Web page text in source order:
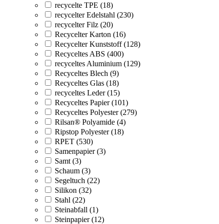
recycelte TPE (18)
recycelter Edelstahl (230)
recycelter Filz (20)
Recycelter Karton (16)
Recycelter Kunststoff (128)
Recyceltes ABS (400)
recyceltes Aluminium (129)
Recyceltes Blech (9)
Recyceltes Glas (18)
recyceltes Leder (15)
Recyceltes Papier (101)
Recyceltes Polyester (279)
Rilsan® Polyamide (4)
Ripstop Polyester (18)
RPET (530)
Samenpapier (3)
Samt (3)
Schaum (3)
Segeltuch (22)
Silikon (32)
Stahl (22)
Steinabfall (1)
Steinpapier (12)